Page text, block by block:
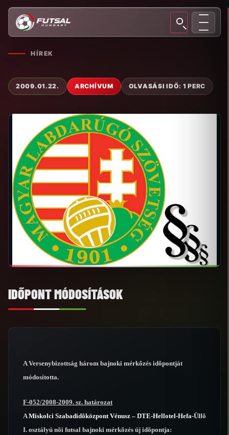
HÍREK
2009.01.22. ARCHÍVUM OLVASÁSI IDŐ: 1 PERC
IDŐPONT MÓDOSÍTÁSOK
A Versenybizottság három bajnoki mérkõzés idõpontját
módosította.
F-052/2008-2009. sz. határozat
AMiskolci Szabadidõközpont Vénusz – DTE-Hellotel-Hefa-Üllõ
I. osztályú nõi futsal bajnoki mérkõzés új idõpontja: